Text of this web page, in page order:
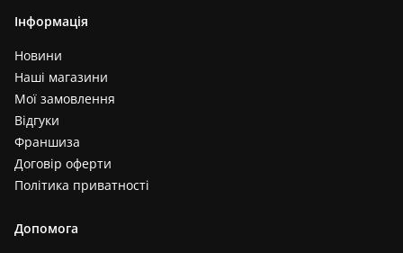
Інформація
Новини
Наші магазини
Мої замовлення
Відгуки
Франшиза
Договір оферти
Політика приватності
Допомога